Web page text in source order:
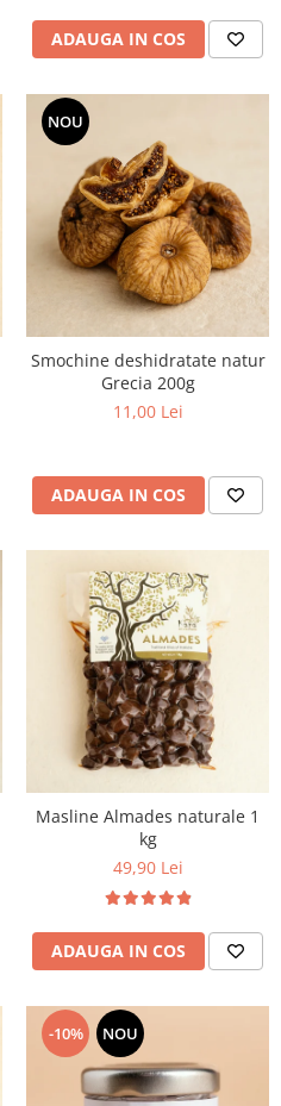
ADAUGA IN COS
NOU
Smochine deshidratate natur
Grecia 200g
11,00 Lei
ADAUGA IN COS
Masline Almades naturale 1
kg
49,90 Lei
ADAUGA IN COS
-10% NOU